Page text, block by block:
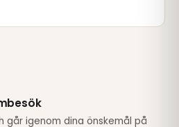
går igenom dina önskemål på